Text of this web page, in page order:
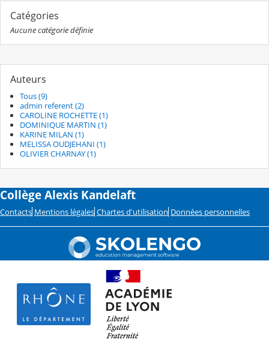
Catégories
Aucune catégorie définie
Auteurs
Tous (9)
admin referent (2)
CAROLINE ROCHETTE (1)
DOMINIQUE MARTIN (1)
KARINE MILAN (1)
MELISSA OUDJEHANI (1)
OLIVIER CHARNAY (1)
Collège Alexis Kandelaft
Contacts Mentions légales Chartes d'utilisation Données personnelles